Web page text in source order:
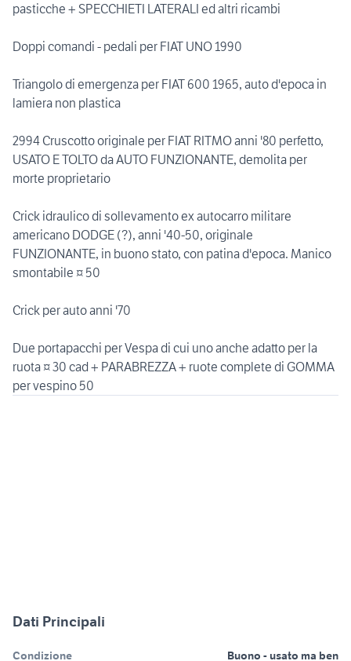
pasticche + SPECCHIETI LATERALI ed altri ricambi
Doppi comandi - pedali per FIAT UNO 1990
Triangolo di emergenza per FIAT 600 1965, auto d'epoca in
lamiera non plastica
2994 Cruscotto originale per FIAT RITMO anni '80 perfetto,
USATO E TOLTO da AUTO FUNZIONANTE, demolita per
morte proprietario
Crick idraulico di sollevamento ex autocarro militare
americano DODGE (?), anni '40-50, originale
FUNZIONANTE, in buono stato, con patina d'epoca. Manico
smontabile ¤ 50
Crick per auto anni '70
Due portapacchi per Vespa di cui uno anche adatto per la
ruota ¤ 30 cad + PARABREZZA + ruote complete di GOMMA
per vespino 50
Dati Principali
Condizione Buono - usato ma ben